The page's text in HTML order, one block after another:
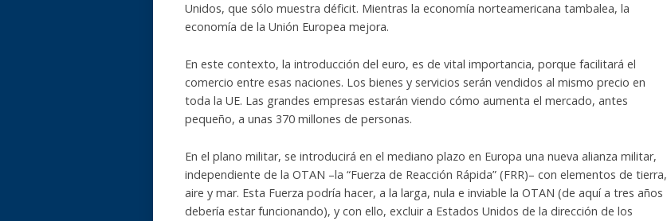
Unidos, que sólo muestra déficit. Mientras la economía norteamericana tambalea, la
economía de la Unión Europea mejora.
En este contexto, la introducción del euro, es de vital importancia, porque facilitará el
comercio entre esas naciones. Los bienes y servicios serán vendidos al mismo precio en
toda la UE. Las grandes empresas estarán viendo cómo aumenta el mercado, antes
pequeño, a unas 370 millones de personas.
En el plano militar, se introducirá en el mediano plazo en Europa una nueva alianza militar,
independiente de la OTAN –la “Fuerza de Reacción Rápida” (FRR)– con elementos de tierra,
aire y mar. Esta Fuerza podría hacer, a la larga, nula e inviable la OTAN (de aquí a tres años
debería estar funcionando), y con ello, excluir a Estados Unidos de la dirección de los